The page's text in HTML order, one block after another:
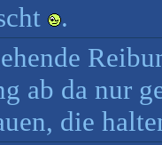
.
ab da nur
die